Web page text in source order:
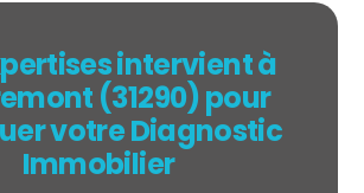
intervient à
(31290) pour
votre Diagnostic
Immobilier